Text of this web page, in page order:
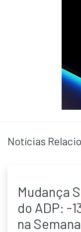
Notícias
Mudança
do ADP: -
na